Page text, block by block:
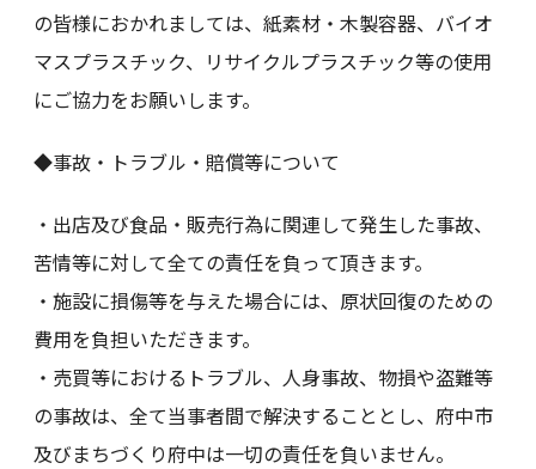
の皆様におかれましては、紙素材・木製容器、バイオ
マスプラスチック、リサイクルプラスチック等の使用
にご協力をお願いします。
◆事故・トラブル・賠償等について
・出店及び食品・販売行為に関連して発生した事故、
苦情等に対して全ての責任を負って頂きます。
・施設に損傷等を与えた場合には、原状回復のための
費用を負担いただきます。
・売買等におけるトラブル、人身事故、物損や盗難等
の事故は、全て当事者間で解決することとし、府中市
及びまちづくり府中は一切の責任を負いません。